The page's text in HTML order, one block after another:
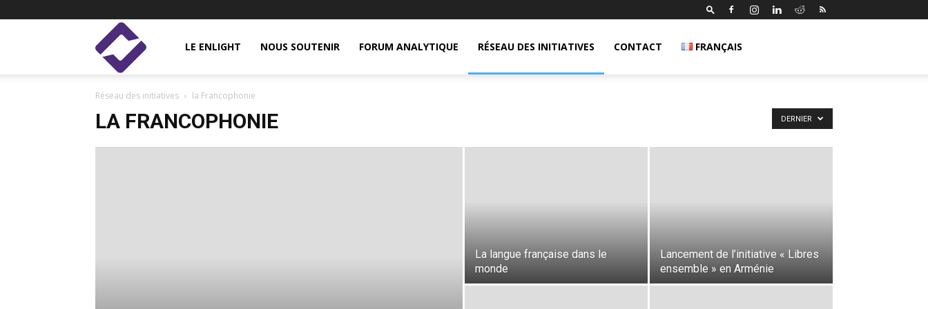
Enlight
Studies
LE ENLIGHT NOUS SOUTENIR FORUM ANALYTIQUE RÉSEAU DES INITIATIVES CONTACT FRANÇAIS
Réseau des initiatives la Francophonie
LA FRANCOPHONIE DERNIER
La langue française dans le
monde
Lancement de l’initiative « Libres
ensemble » en Arménie